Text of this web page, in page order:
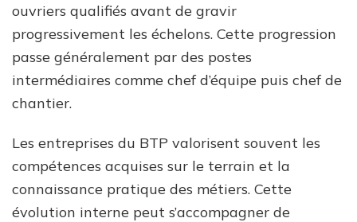
ouvriers qualifiés avant de gravir
progressivement les échelons. Cette progression
passe généralement par des postes
intermédiaires comme chef d’équipe puis chef de
chantier.
Les entreprises du BTP valorisent souvent les
compétences acquises sur le terrain et la
connaissance pratique des métiers. Cette
évolution interne peut s’accompagner de